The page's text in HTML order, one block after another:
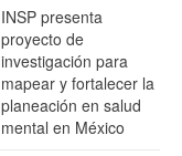
INSP presenta
proyecto de
investigación para
mapear y fortalecer la
planeación en salud
mental en México